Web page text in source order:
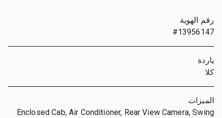
رقم الهوية
#13956147
ياردة
كلا
الميزات
Enclosed Cab, Air Conditioner, Rear View Camera, Swing